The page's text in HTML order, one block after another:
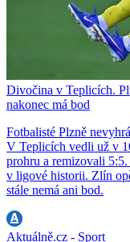
Divočina v Teplicích.
nakonec má bod
Fotbalisté Plzně
V Teplicích vedli už v
prohru a remizovali
v ligové historii. Zlín
stále nemá ani bod.
Aktuálně.cz - Sport